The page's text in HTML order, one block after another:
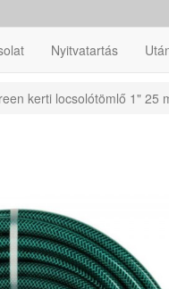
Nyitvatartás
kerti locsolótömlő 1" 25